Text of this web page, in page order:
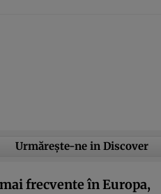
Urmărește-ne in Discover
frecvente în Europa,